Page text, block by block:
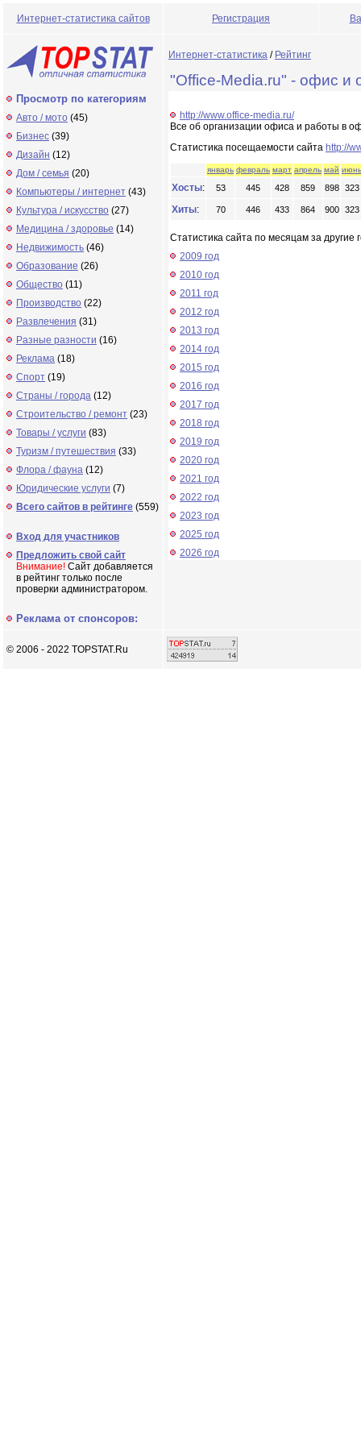
Интернет-статистика сайтов Регистрация
Просмотр по категориям
Авто / мото (45)
Бизнес (39)
Дизайн (12)
Дом / семья (20)
Компьютеры / интернет (43)
Культура / искусство (27)
Медицина / здоровье (14)
Недвижимость (46)
Образование (26)
Общество (11)
Производство (22)
Развлечения (31)
Разные разности (16)
Реклама (18)
Спорт (19)
Страны / города (12)
Строительство / ремонт (23)
Товары / услуги (83)
Туризм / путешествия (33)
Флора / фауна (12)
Юридические услуги (7)
Всего сайтов в рейтинге (559)
Вход для участников
Предложить свой сайт
Внимание! Сайт добавляется
в рейтинг только после
проверки администратором.
Реклама от спонсоров:
Интернет-статистика / Рейтинг
"Office-Media.ru" - офис и
http://www.office-media.ru/
Все об организации офиса и работы в
Статистика посещаемости сайта http://
январь февраль март апрель май июнь
Хосты: 53 445 428 859 898 323
Хиты: 70 446 433 864 900 323
Статистика сайта по месяцам за другие
2009 год
2010 год
2011 год
2012 год
2013 год
2014 год
2015 год
2016 год
2017 год
2018 год
2019 год
2020 год
2021 год
2022 год
2023 год
2025 год
2026 год
© 2006 - 2022 TOPSTAT.Ru